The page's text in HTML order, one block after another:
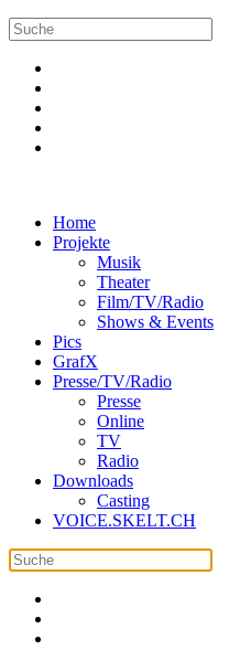
Home
Projekte
Musik
Theater
Film/TV/Radio
Shows & Events
Pics
GrafX
Presse/TV/Radio
Presse
Online
TV
Radio
Downloads
Casting
VOICE.SKELT.CH